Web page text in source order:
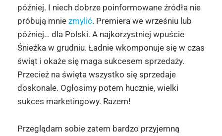
później. I niech dobrze poinformowane źródła nie
próbują mnie zmylić. Premiera we wrześniu lub
później… dla Polski. A najkorzystniej wpuście
Śnieżka w grudniu. Ładnie wkomponuje się w czas
świąt i okaże się maga sukcesem sprzedaży.
Przecież na święta wszystko się sprzedaje
doskonale. Ogłosimy potem hucznie, wielki
sukces marketingowy. Razem!
Przeglądam sobie zatem bardzo przyjemną